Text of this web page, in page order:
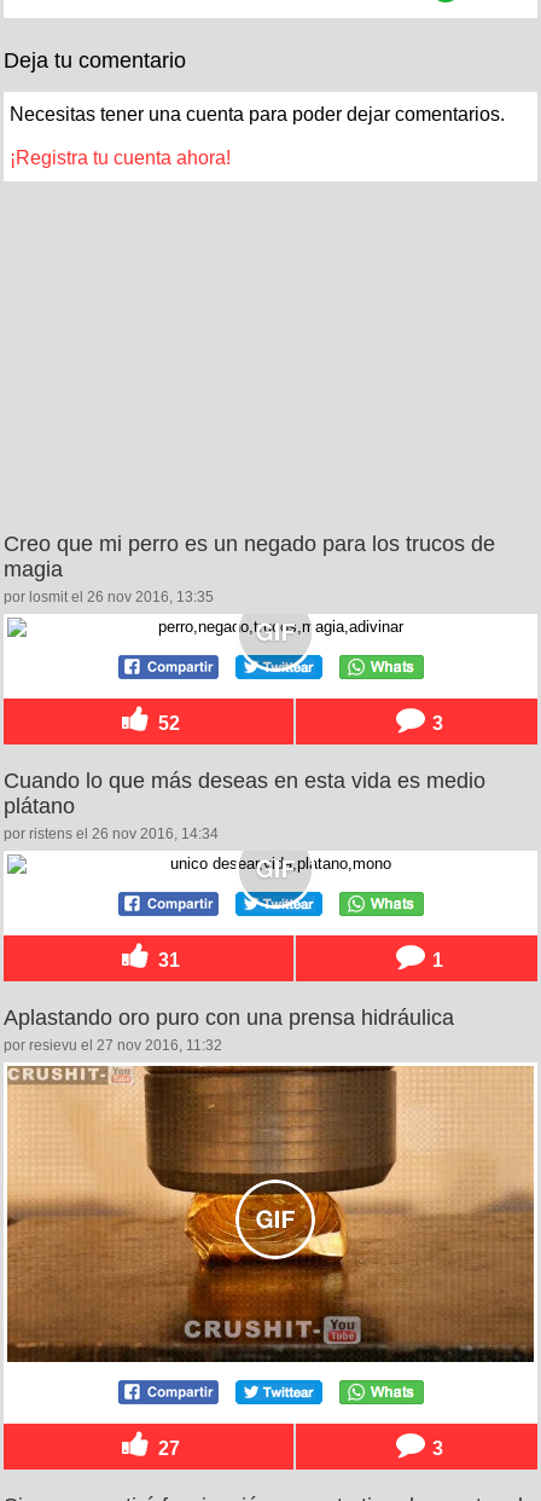
Deja tu comentario
Necesitas tener una cuenta para poder dejar comentarios.
¡Registra tu cuenta ahora!
Creo que mi perro es un negado para los trucos de
magia
por losmit el 26 nov 2016, 13:35
52 3
Cuando lo que más deseas en esta vida es medio
plátano
por ristens el 26 nov 2016, 14:34
31 1
Aplastando oro puro con una prensa hidráulica
por resievu el 27 nov 2016, 11:32
27 3